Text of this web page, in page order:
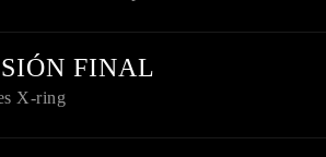
FINAL
X-ring